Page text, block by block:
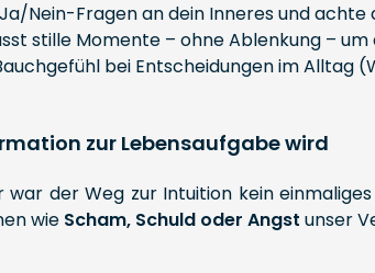
Nein-Fragen an dein Inneres und achte
stille Momente – ohne Ablenkung – um
bei Entscheidungen im Alltag
zur Lebensaufgabe wird
war der Weg zur Intuition kein
wie Scham, Schuld oder Angst unser